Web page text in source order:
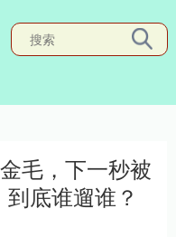
毛，下一秒被
底谁遛谁？